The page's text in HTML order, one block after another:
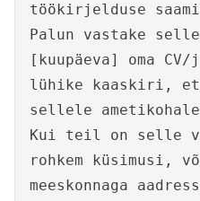
töökirjelduse
Palun vastake
[kuupäeva] oma
lühike kaaskiri, et
sellele
Kui teil on selle
rohkem küsimusi,
meeskonnaga